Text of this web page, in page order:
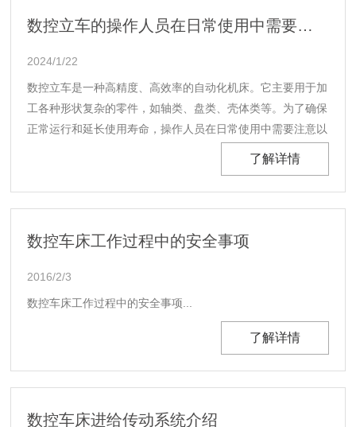
数控立车的操作人员在日常使用中需要注意以下几点
2024/1/22
数控立车是一种高精度、高效率的自动化机床。它主要用于加
工各种形状复杂的零件，如轴类、盘类、壳体类等。为了确保
正常运行和延长使用寿命，操作人员在日常使用中需要注意以
了解详情
数控车床工作过程中的安全事项
2016/2/3
数控车床工作过程中的安全事项...
了解详情
数控车床进给传动系统介绍